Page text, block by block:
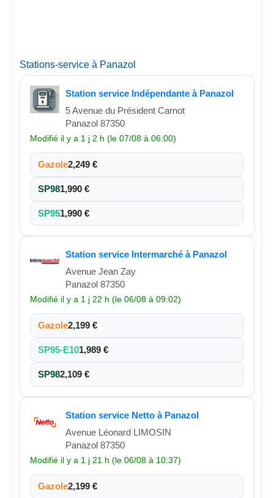
Stations-service à Panazol
Station service Indépendante à Panazol
5 Avenue du Président Carnot
Panazol 87350
Modifié il y a 1 j 2 h (le 07/08 à 06:00)
Gazole2,249 €
SP981,990 €
SP951,990 €
Station service Intermarché à Panazol
Avenue Jean Zay
Panazol 87350
Modifié il y a 1 j 22 h (le 06/08 à 09:02)
Gazole2,199 €
SP95-E101,989 €
SP982,109 €
Station service Netto à Panazol
Avenue Léonard LIMOSIN
Panazol 87350
Modifié il y a 1 j 21 h (le 06/08 à 10:37)
Gazole2,199 €